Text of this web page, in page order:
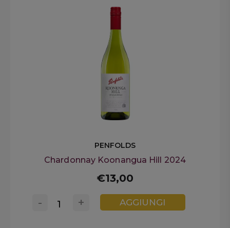
PENFOLDS
Chardonnay Koonangua Hill 2024
€13,00
+
- AGGIUNGI